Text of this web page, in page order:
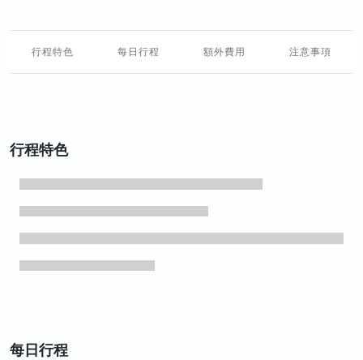
行程特色 每日行程 額外費用 注意事項
行程特色
每日行程